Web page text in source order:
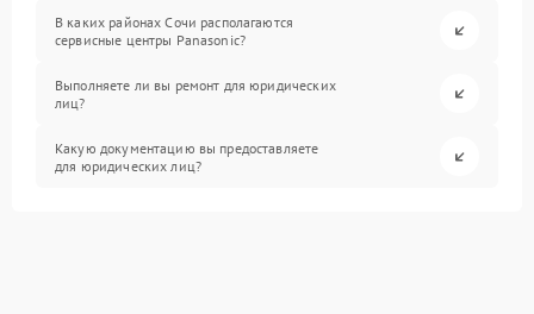
В каких районах Сочи располагаются
сервисные центры Panasonic?
Выполняете ли вы ремонт для юридических
лиц?
Какую документацию вы предоставляете
для юридических лиц?